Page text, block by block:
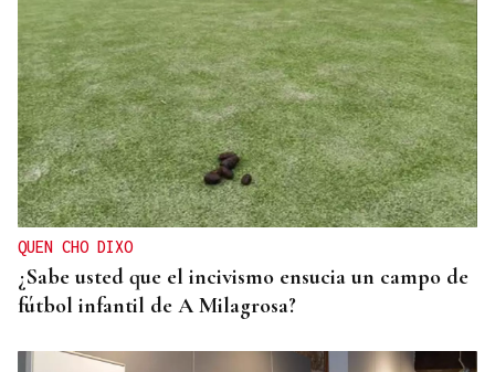
CATEGORÍA SUB-10
Soares, del Club Xadrez Ourense, plata en el
Nacional de rápidas
QUEN CHO DIXO
¿Sabe usted que el incivismo ensucia un campo de
fútbol infantil de A Milagrosa?